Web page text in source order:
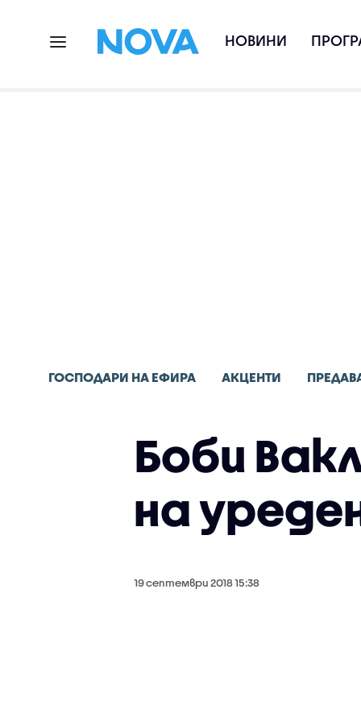
НОВИНИ
ГОСПОДАРИ НА ЕФИРА АКЦЕНТИ
Боби
на
19 септември 2018 15:38